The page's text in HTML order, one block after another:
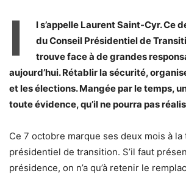
I
l s’appelle Laurent Saint-Cyr. Ce
du Conseil Présidentiel de
trouve face à de grandes
aujourd’hui. Rétablir la sécurité,
et les élections. Mangée par le temps,
toute évidence, qu’il ne pourra pas
Ce 7 octobre marque ses deux mois à
présidentiel de transition. S’il faut
présidence, on n’a qu’à retenir le